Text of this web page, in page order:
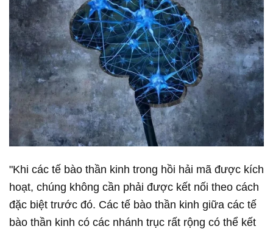
"Khi các tế bào thần kinh trong hồi hải mã được kích
hoạt, chúng không cần phải được kết nối theo cách
đặc biệt trước đó. Các tế bào thần kinh giữa các tế
bào thần kinh có các nhánh trục rất rộng có thể kết